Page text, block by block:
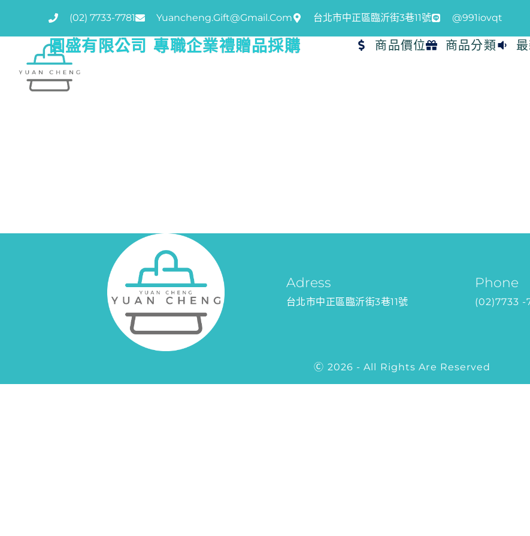
(02) 7733-7781 Yuancheng.gift@gmail.com 台北市中正區臨沂街3巷11號 @991iovqt
圓盛有限公司 專職企業禮贈品採購 商品價位 商品分類
Adress
台北市中正區臨沂街3巷11號
Phone
(02)7733 -
Ⓒ 2026 - All Rights Are Reserved